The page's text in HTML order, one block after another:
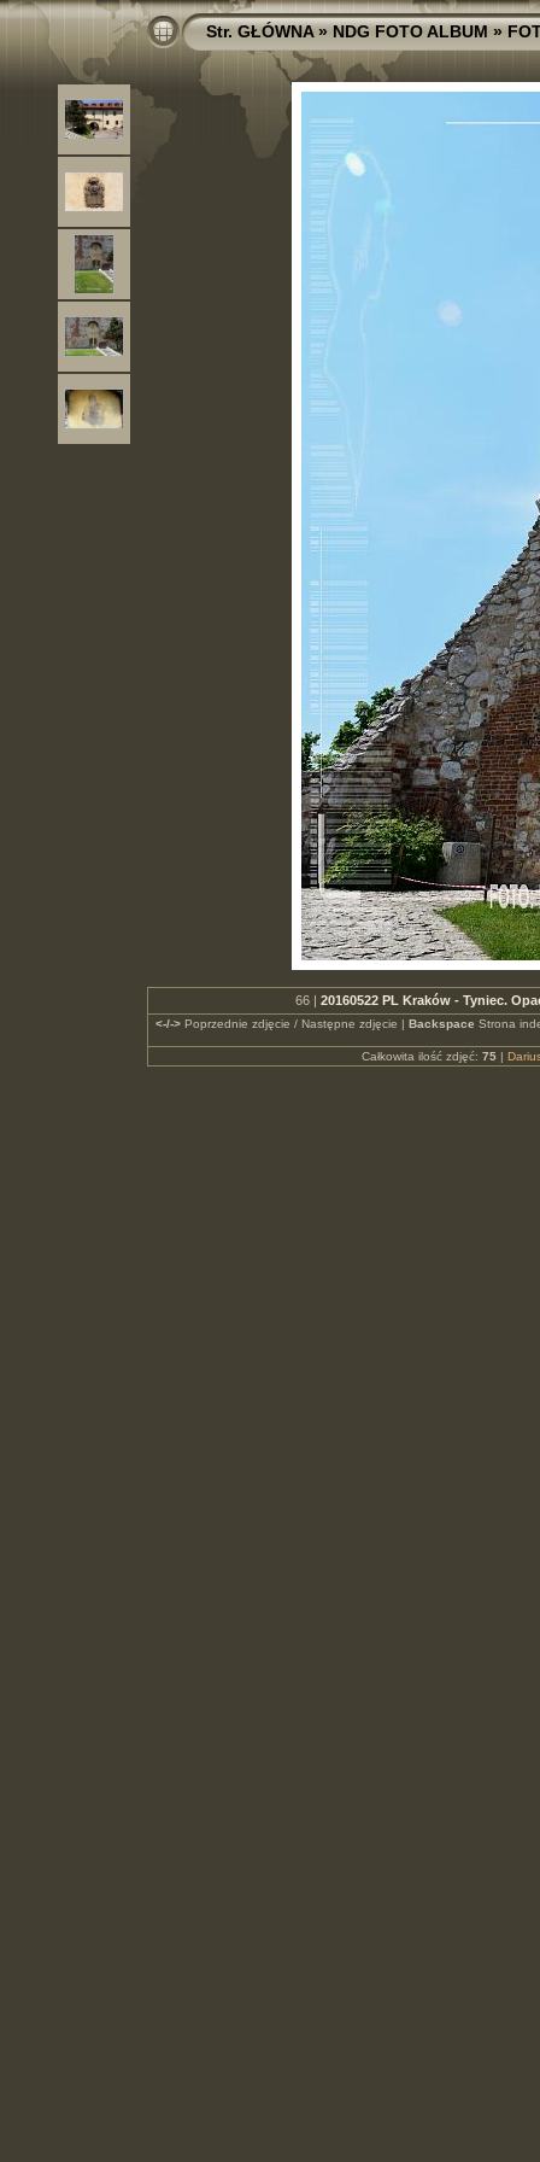
Str. GŁÓWNA»NDG FOTO ALBUM»
66 | 20160522 PL Kraków - Tyniec.
<-/->Poprzednie zdjęcie / Następne zdjęcie | Backspace Strona
Całkowita ilość zdjęć: 75|